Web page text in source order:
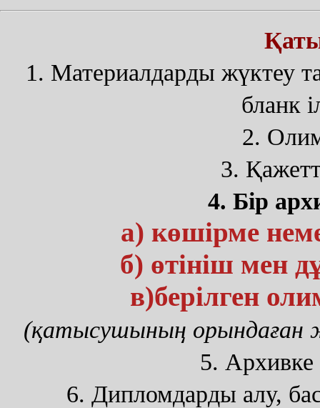
1. Материалдарды жүктеу
бланк
2.
3.
4. Бір
а) көшірме
б) өтініш мен
в)берілген
(қатысушының орындаған
5. Архивке
6. Дипломдарды алу,